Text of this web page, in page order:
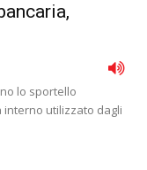
lo sportello
interno utilizzato dagli